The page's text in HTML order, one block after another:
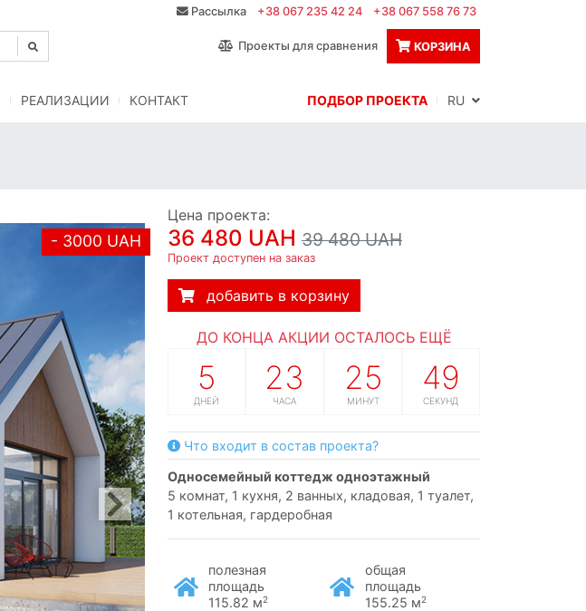
Рассылка +38 067 235 42 24 +38 067 558 76 73
Проекты для сравнения КОРЗИНА
РЕАЛИЗАЦИИ КОНТАКТ ПОДБОР ПРОЕКТА
- 3000 UAH
Цена проекта:
36 480 UAH 39 480 UAH
Проект доступен на заказ
добавить в корзину
ДО КОНЦА АКЦИИ ОСТАЛОСЬ ЕЩЁ
5
ДНЕЙ
23
ЧАСА
25
МИНУТ
48
СЕКУНД
Что входит в состав проекта?
односемейный коттедж одноэтажный
5 комнат, 1 кухня, 2 ванных, кладовая, 1 туалет,
1 котельная, гардеробная
полезная
площадь
115.82 м2
общая
площадь
155.25 м2